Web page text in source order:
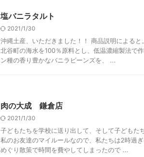
塩バニラタルト
2021/1/30
沖縄土産、いただきました！！ 商品説明による
北谷町の海水を100％原料とし、低温濃縮製法で
ン種の香り豊かなバニラビーンズを、 ...
肉の大成 鎌倉店
2021/1/30
子どもたちを学校に送り出して、そして子どもた
私のお友達のマイルールなので、私たちは2時過
めぐり散策で時間を費やしてしまったので ...